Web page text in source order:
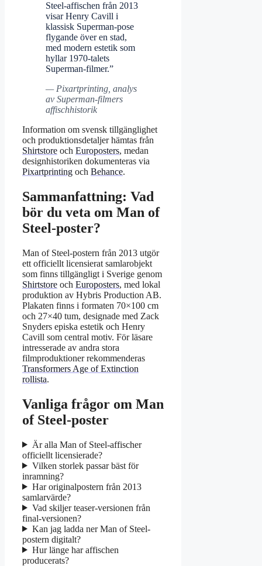
Steel-affischen från 2013
visar Henry Cavill i
klassisk Superman-pose
flygande över en stad,
med modern estetik som
hyllar 1970-talets
Superman-filmer.”
— Pixartprinting, analys
av Superman-filmers
affischhistorik
Information om svensk tillgänglighet
och produktionsdetaljer hämtas från
Shirtstore och Europosters, medan
designhistoriken dokumenteras via
Pixartprinting och Behance.
Sammanfattning: Vad
bör du veta om Man of
Steel-poster?
Man of Steel-postern från 2013 utgör
ett officiellt licensierat samlarobjekt
som finns tillgängligt i Sverige genom
Shirtstore och Europosters, med lokal
produktion av Hybris Production AB.
Plakaten finns i formaten 70×100 cm
och 27×40 tum, designade med Zack
Snyders episka estetik och Henry
Cavill som central motiv. För läsare
intresserade av andra stora
filmproduktioner rekommenderas
Transformers Age of Extinction
rollista.
Vanliga frågor om Man
of Steel-poster
Är alla Man of Steel-affischer
officiellt licensierade?
Vilken storlek passar bäst för
inramning?
Har originalpostern från 2013
samlarvärde?
Vad skiljer teaser-versionen från
final-versionen?
Kan jag ladda ner Man of Steel-
postern digitalt?
Hur länge har affischen
producerats?